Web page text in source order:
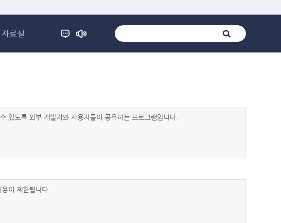
자료실
있도록 외부 개발자와 사용자들이 공유하는 프로그램입니다.
이 제한됩니다.